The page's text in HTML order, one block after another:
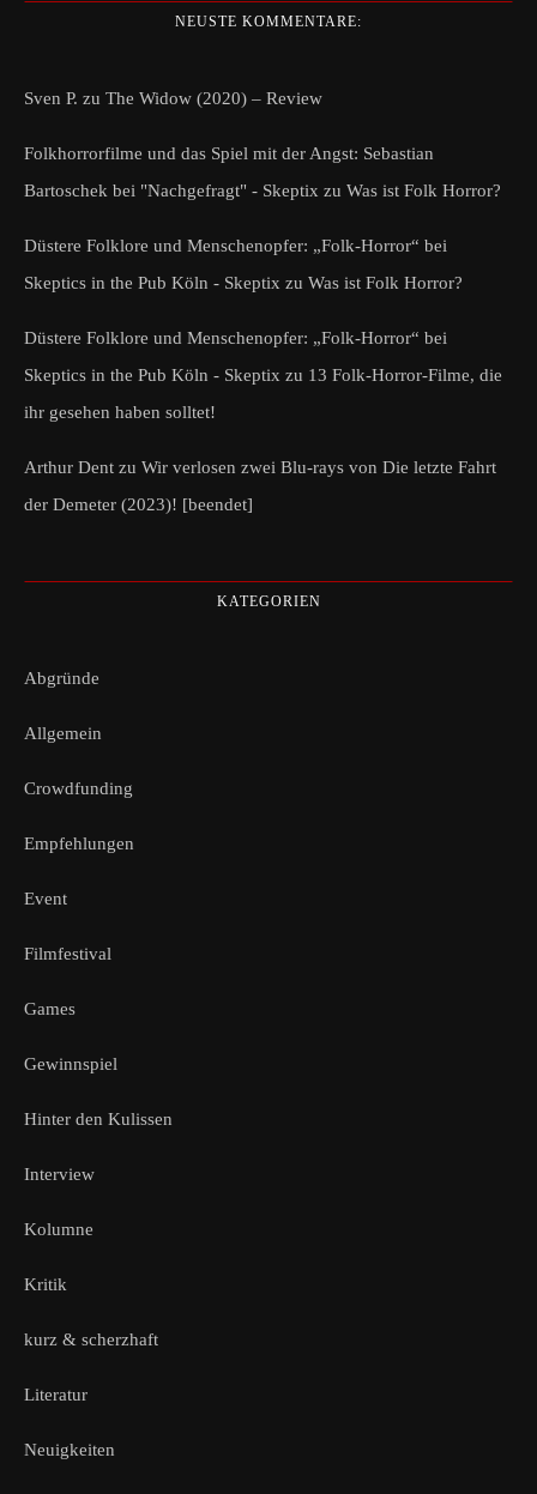
NEUSTE KOMMENTARE:
Sven P. zu The Widow (2020) – Review
Folkhorrorfilme und das Spiel mit der Angst: Sebastian
Bartoschek bei "Nachgefragt" - Skeptix zu Was ist Folk Horror?
Düstere Folklore und Menschenopfer: „Folk-Horror“ bei
Skeptics in the Pub Köln - Skeptix zu Was ist Folk Horror?
Düstere Folklore und Menschenopfer: „Folk-Horror“ bei
Skeptics in the Pub Köln - Skeptix zu 13 Folk-Horror-Filme, die
ihr gesehen haben solltet!
Arthur Dent zu Wir verlosen zwei Blu-rays von Die letzte Fahrt
der Demeter (2023)! [beendet]
KATEGORIEN
Abgründe
Allgemein
Crowdfunding
Empfehlungen
Event
Filmfestival
Games
Gewinnspiel
Hinter den Kulissen
Interview
Kolumne
Kritik
kurz & scherzhaft
Literatur
Neuigkeiten